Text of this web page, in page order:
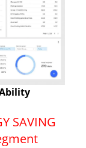
SAVING